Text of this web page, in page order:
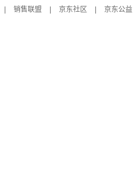
销售联盟 京东社区
京东公益